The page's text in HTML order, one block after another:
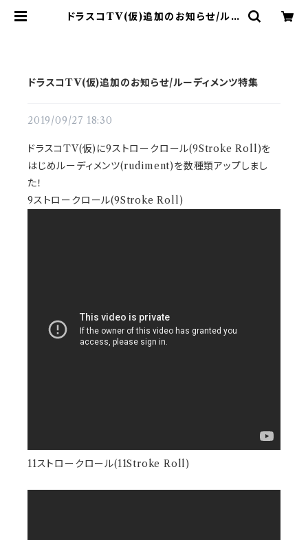
ドラスコTV(仮)追加のお知らせ/ルー
ドラスコTV(仮)追加のお知らせ/ルーディメンツ特集
2019/09/27 18:30
ドラスコTV(仮)に9ストロークロール(9Stroke Roll)を
はじめルーディメンツ(rudiment)を数種類アップしまし
た！
9ストロークロール(9Stroke Roll)
11ストロークロール(11Stroke Roll)